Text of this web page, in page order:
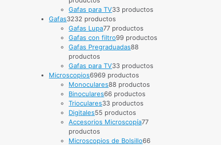
Gafas para TV33 productos
Gafas3232 productos
Gafas Lupa77 productos
Gafas con filtro99 productos
Gafas Pregraduadas88
productos
Gafas para TV33 productos
Microscopios6969 productos
Monoculares88 productos
Binoculares66 productos
Trioculares33 productos
Digitales55 productos
Accesorios Microscopía77
productos
Microscopios de Bolsillo66